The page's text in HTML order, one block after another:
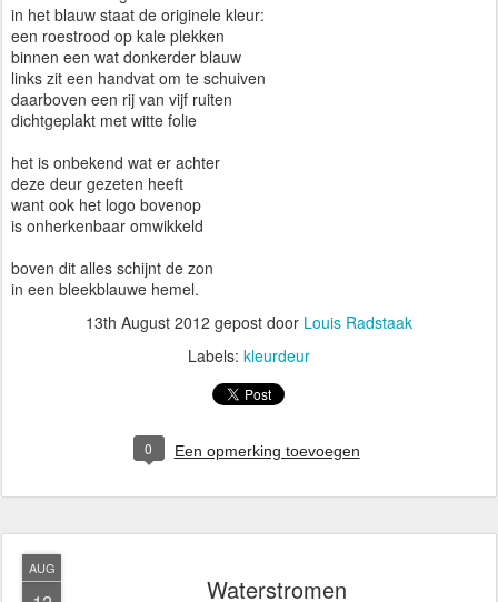
in het blauw staat de originele kleur:
een roestrood op kale plekken
binnen een wat donkerder blauw
links zit een handvat om te schuiven
daarboven een rij van vijf ruiten
dichtgeplakt met witte folie
het is onbekend wat er achter
deze deur gezeten heeft
want ook het logo bovenop
is onherkenbaar omwikkeld
boven dit alles schijnt de zon
in een bleekblauwe hemel.
13th August 2012 gepost door Louis Radstaak
Labels: kleurdeur
0 Een opmerking toevoegen
AUG
Waterstromen